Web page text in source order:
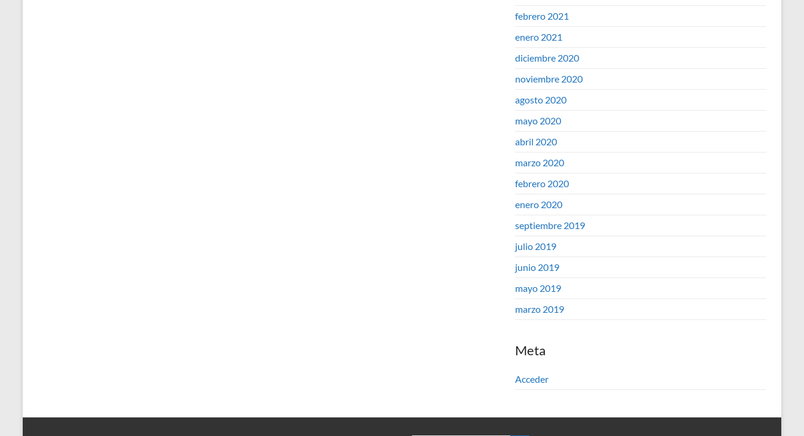
febrero 2021
enero 2021
diciembre 2020
noviembre 2020
agosto 2020
mayo 2020
abril 2020
marzo 2020
febrero 2020
enero 2020
septiembre 2019
julio 2019
junio 2019
mayo 2019
marzo 2019
Meta
Acceder